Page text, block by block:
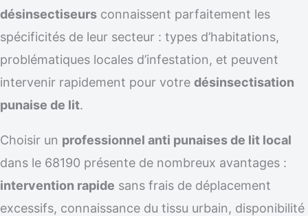
désinsectiseurs connaissent parfaitement les
spécificités de leur secteur : types d’habitations,
problématiques locales d’infestation, et peuvent
intervenir rapidement pour votre désinsectisation
punaise de lit.
Choisir un professionnel anti punaises de lit local
dans le 68190 présente de nombreux avantages :
intervention rapide sans frais de déplacement
excessifs, connaissance du tissu urbain, disponibilité